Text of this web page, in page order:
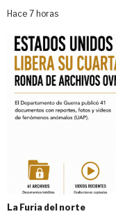
Hace 7 horas
La Furia del norte